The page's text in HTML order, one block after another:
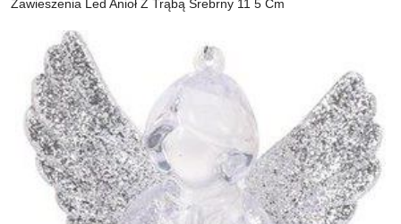
Zawieszenia Led Anioł Z Trąbą Srebrny 11 5 Cm